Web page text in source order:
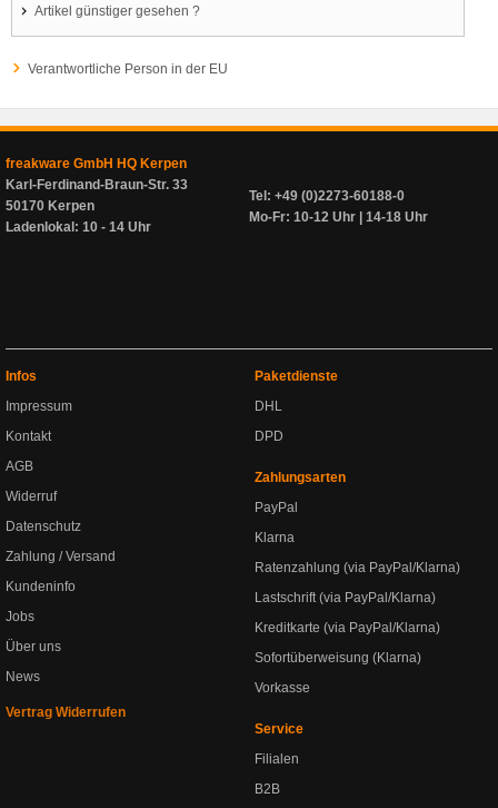
Artikel günstiger gesehen ?
Verantwortliche Person in der EU
freakware GmbH HQ Kerpen
Karl-Ferdinand-Braun-Str. 33
50170 Kerpen
Ladenlokal: 10 - 14 Uhr
Tel: +49 (0)2273-60188-0
Mo-Fr: 10-12 Uhr | 14-18 Uhr
Infos
Impressum
Kontakt
AGB
Widerruf
Datenschutz
Zahlung / Versand
Kundeninfo
Jobs
Über uns
News
Vertrag Widerrufen
Paketdienste
DHL
DPD
Zahlungsarten
PayPal
Klarna
Ratenzahlung (via PayPal/Klarna)
Lastschrift (via PayPal/Klarna)
Kreditkarte (via PayPal/Klarna)
Sofortüberweisung (Klarna)
Vorkasse
Service
Filialen
B2B